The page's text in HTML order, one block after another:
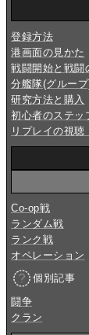
登録方法
港画面の見かた
戦闘開始と戦闘
分艦隊(グルー
研究方法と購入
初心者のステッ
リプレイの視聴
Co-op戦
ランダム戦
ランク戦
オペレーション
個別記事
闘争
クラン